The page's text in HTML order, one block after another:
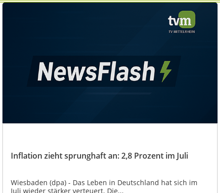
Inflation zieht sprunghaft an: 2,8 Prozent im Juli
Wiesbaden (dpa) - Das Leben in Deutschland hat sich im
Juli wieder stärker verteuert. Die...